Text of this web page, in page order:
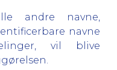
andre navne,
navne
vil blive